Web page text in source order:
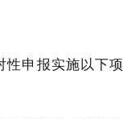
性申报实施以下项